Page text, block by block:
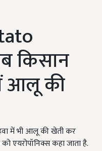
किसान
आलू की
में भी आलू की खेती कर
एयरोपॉनिक्स कहा जाता है.